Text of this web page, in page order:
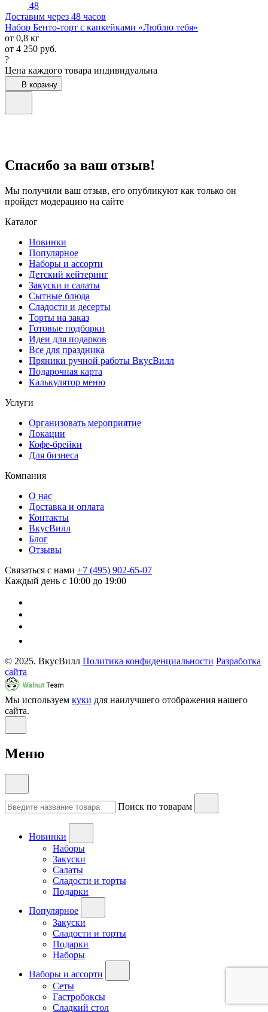
48
Доставим через 48 часов
Набор Бенто-торт с капкейками «Люблю тебя»
от 0,8 кг
от 4 250 руб.
?
Цена каждого товара индивидуальна
В корзину
Спасибо за ваш отзыв!
Мы получили ваш отзыв, его опубликуют как только он
пройдет модерацию на сайте
Каталог
Новинки
Популярное
Наборы и ассорти
Детский кейтеринг
Закуски и салаты
Сытные блюда
Сладости и десерты
Торты на заказ
Готовые подборки
Идеи для подарков
Все для праздника
Пряники ручной работы ВкусВилл
Подарочная карта
Калькулятор меню
Услуги
Организовать мероприятие
Локации
Кофе-брейки
Для бизнеса
Компания
О нас
Доставка и оплата
Контакты
ВкусВилл
Блог
Отзывы
Связаться с нами +7 (495) 902-65-07
Каждый день с 10:00 до 19:00
© 2025. ВкусВилл Политика конфиденциальности Разработка
сайта
Мы используем куки для наилучшего отображения нашего
сайта.
Меню
Поиск по товарам
Новинки
Наборы
Закуски
Салаты
Сладости и торты
Подарки
Популярное
Закуски
Сладости и торты
Подарки
Наборы
Наборы и ассорти
Сеты
Гастробоксы
Сладкий стол